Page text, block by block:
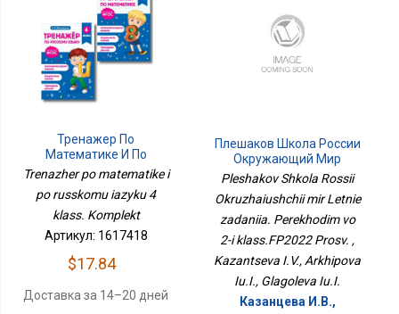
Тренажер По
Математике И По
Русскому Языку 4 Класс.
Комплект
Trenazher po matematike i
po russkomu iazyku 4
klass. Komplekt
Артикул: 1617418
$17.84
Доставка за 14–20 дней
Плешаков Школа России
Окружающий Мир
Летние Задания.
Класс.ФП2022 Просв.
Pleshakov Shkola Rossii
Okruzhaiushchii mir Letnie
zadaniia. Perekhodim vo
2-i klass.FP2022 Prosv. ,
Kazantseva I.V., Arkhipova
Iu.I., Glagoleva Iu.I.
Казанцева И.В.,